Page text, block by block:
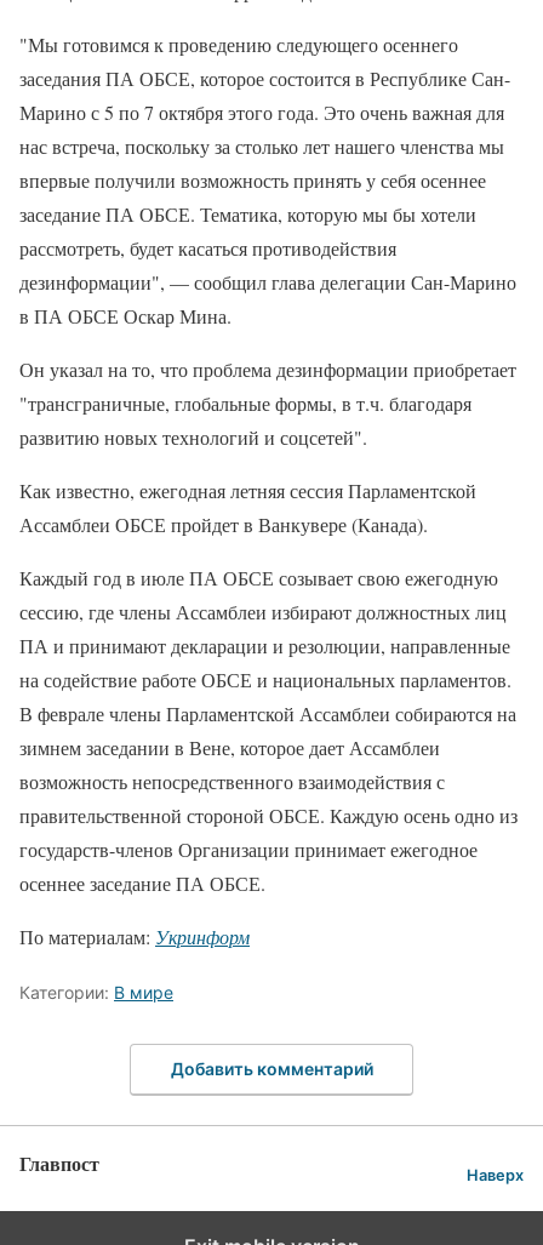
"Мы готовимся к проведению следующего осеннего
заседания ПА ОБСЕ, которое состоится в Республике Сан-
Марино с 5 по 7 октября этого года. Это очень важная для
нас встреча, поскольку за столько лет нашего членства мы
впервые получили возможность принять у себя осеннее
заседание ПА ОБСЕ. Тематика, которую мы бы хотели
рассмотреть, будет касаться противодействия
дезинформации", — сообщил глава делегации Сан-Марино
в ПА ОБСЕ Оскар Мина.
Он указал на то, что проблема дезинформации приобретает
"трансграничные, глобальные формы, в т.ч. благодаря
развитию новых технологий и соцсетей".
Как известно, ежегодная летняя сессия Парламентской
Ассамблеи ОБСЕ пройдет в Ванкувере (Канада).
Каждый год в июле ПА ОБСЕ созывает свою ежегодную
сессию, где члены Ассамблеи избирают должностных лиц
ПА и принимают декларации и резолюции, направленные
на содействие работе ОБСЕ и национальных парламентов.
В феврале члены Парламентской Ассамблеи собираются на
зимнем заседании в Вене, которое дает Ассамблеи
возможность непосредственного взаимодействия с
правительственной стороной ОБСЕ. Каждую осень одно из
государств-членов Организации принимает ежегодное
осеннее заседание ПА ОБСЕ.
По материалам: Укринформ
Категории: В мире
Добавить комментарий
Главпост Наверх